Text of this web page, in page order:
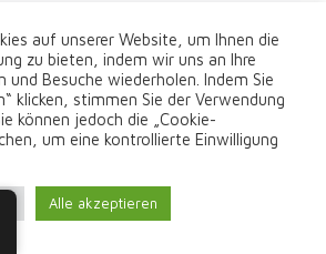
Dienst der
Marine (HNHS)
Telecommunication Union (ITU)
der Vereinten Nationen
und
– ICTs. Maritime
auf unserer Website, um Ihnen die
zu bieten, indem wir uns an Ihre
und Besuche wiederholen. Indem Sie
klicken, stimmen Sie der Verwendung
können jedoch die „Cookie-
um eine kontrollierte Einwilligung
Alle akzeptieren